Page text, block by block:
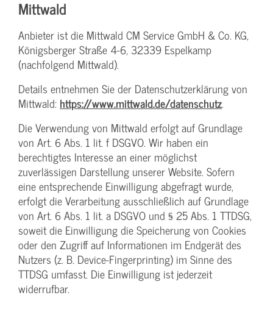
Mittwald
Anbieter ist die Mittwald CM Service GmbH & Co. KG,
Königsberger Straße 4-6, 32339 Espelkamp
(nachfolgend Mittwald).
Details entnehmen Sie der Datenschutzerklärung von
Mittwald: https://www.mittwald.de/datenschutz.
Die Verwendung von Mittwald erfolgt auf Grundlage
von Art. 6 Abs. 1 lit. f DSGVO. Wir haben ein
berechtigtes Interesse an einer möglichst
zuverlässigen Darstellung unserer Website. Sofern
eine entsprechende Einwilligung abgefragt wurde,
erfolgt die Verarbeitung ausschließlich auf Grundlage
von Art. 6 Abs. 1 lit. a DSGVO und § 25 Abs. 1 TTDSG,
soweit die Einwilligung die Speicherung von Cookies
oder den Zugriff auf Informationen im Endgerät des
Nutzers (z. B. Device-Fingerprinting) im Sinne des
TTDSG umfasst. Die Einwilligung ist jederzeit
widerrufbar.